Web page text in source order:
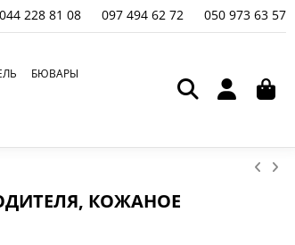
044 228 81 08 097 494 62 72 050 973 63 57
БЮВАРЫ
КОЖАНОЕ